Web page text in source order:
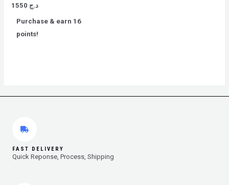
Rated
of
د.ج
Purchase & earn 16
points!
FAST DELIVERY
Quick Reponse, Process, Shipping